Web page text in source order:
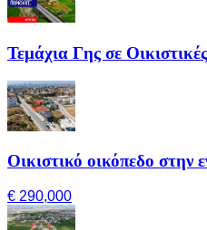
Τεμάχια Γης σε
Οικιστικό οικόπεδο στην
€ 290,000